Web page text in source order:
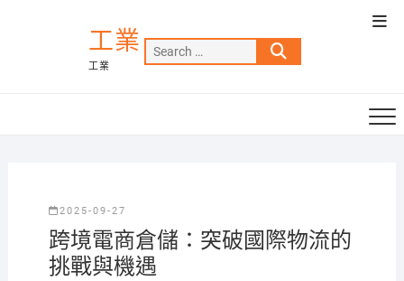
工業
工業
Search
…
2025-09-27
跨境電商倉儲：突破國際物流的
挑戰與機遇